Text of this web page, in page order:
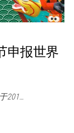
申报世界
201…